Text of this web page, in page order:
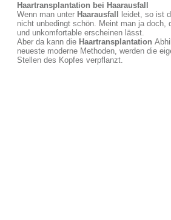
Haartransplantation bei Haarausfall
Wenn man unter Haarausfall
leidet, so ist
nicht unbedingt schön. Meint man ja doch,
und unkomfortable erscheinen lässt.
Aber da kann die Haartransplantation
neueste moderne Methoden, werden die
Stellen des Kopfes verpflanzt.